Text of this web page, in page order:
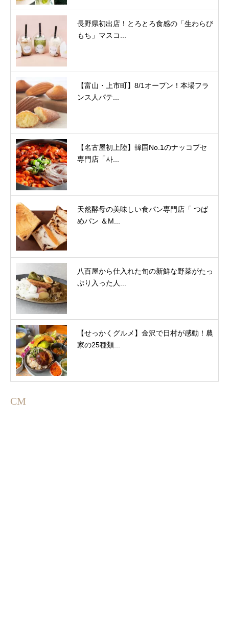
長野県初出店！とろとろ食感の「生わらび
もち」マスコ...
【富山・上市町】8/1オープン！本場フラ
ンス人パテ...
【名古屋初上陸】韓国No.1のナッコプセ
専門店「사...
天然酵母の美味しい食パン専門店「 つば
めパン ＆M...
八百屋から仕入れた旬の新鮮な野菜がたっ
ぷり入った人...
【せっかくグルメ】金沢で日村が感動！農
家の25種類...
CM